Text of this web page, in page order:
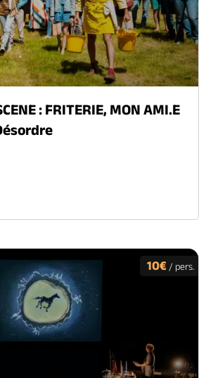
: FRITERIE, MON AMI.E
10€ / pers.